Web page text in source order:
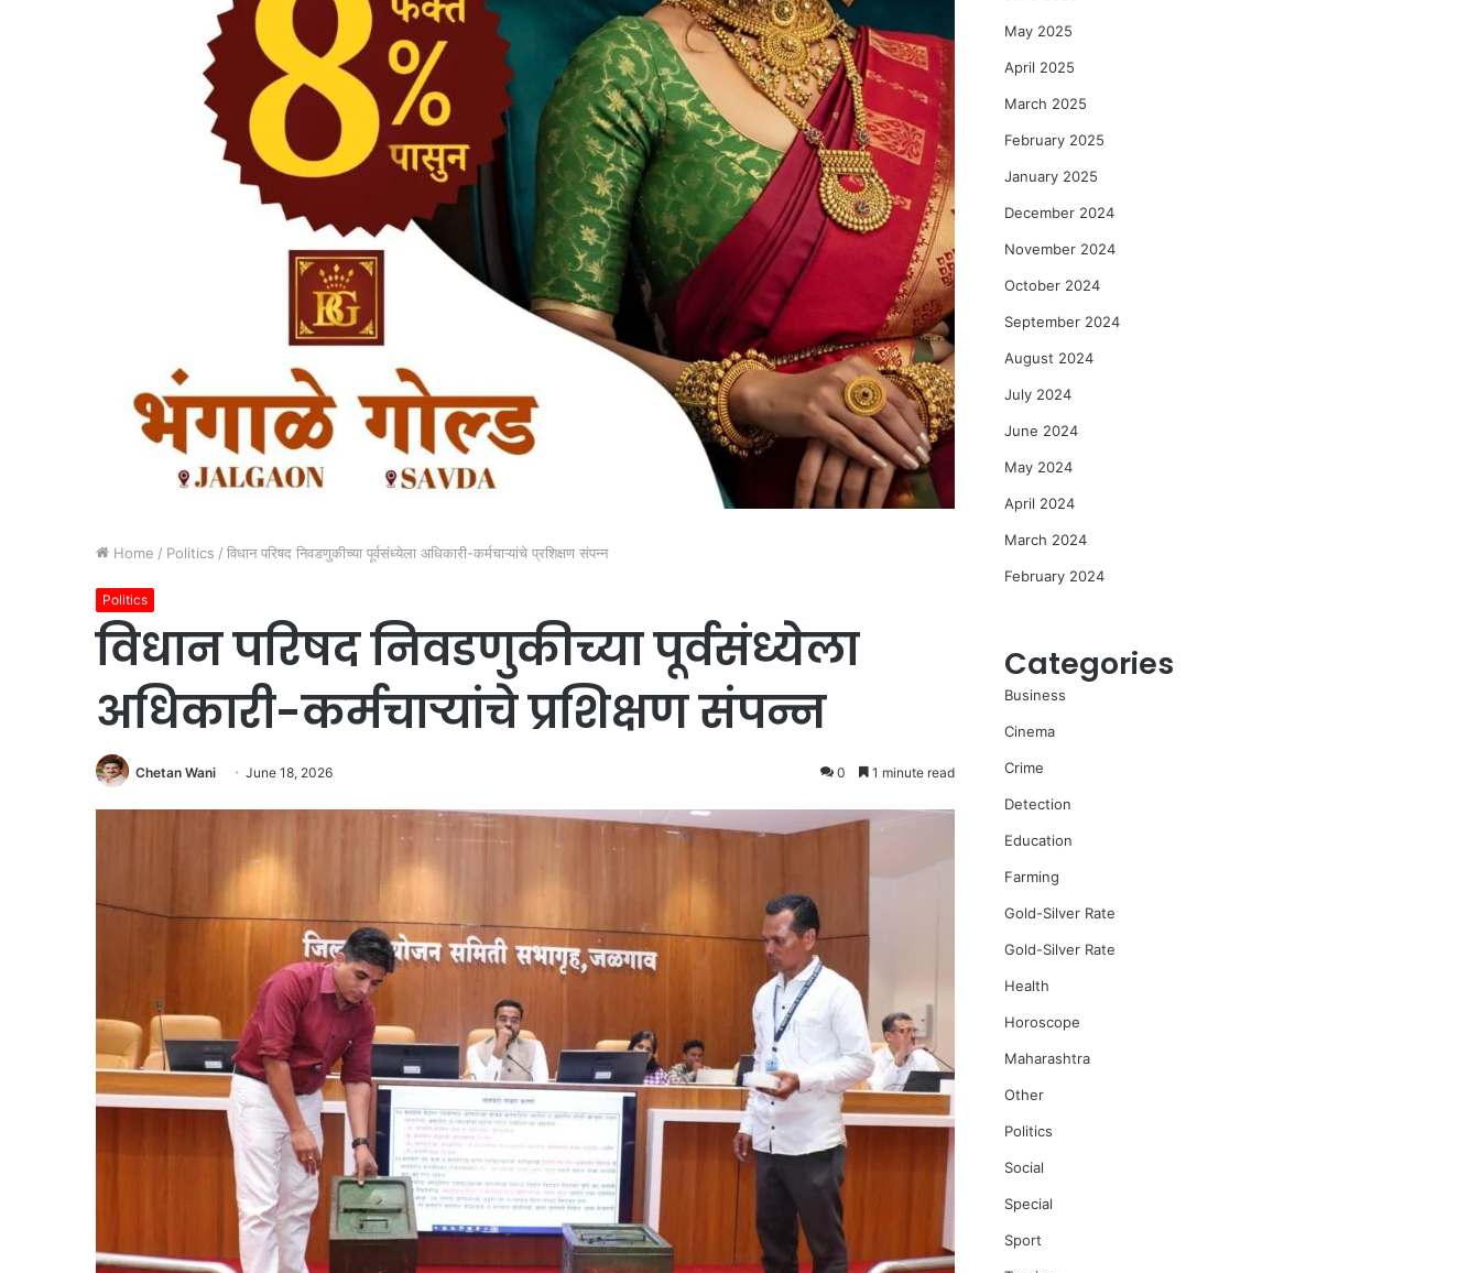
Home / Politics / विधान परिषद निवडणुकीच्या पूर्वसंध्येला अधिकारी-कर्मचाऱ्यांचे प्रशिक्षण संपन्न
Politics
विधान परिषद निवडणुकीच्या पूर्वसंध्येला
अधिकारी-कर्मचाऱ्यांचे प्रशिक्षण संपन्न
Chetan Wani June 18, 2026 0 1 minute read
May 2025
April 2025
March 2025
February 2025
January 2025
December 2024
November 2024
October 2024
September 2024
August 2024
July 2024
June 2024
May 2024
April 2024
March 2024
February 2024
Categories
Business
Cinema
Crime
Detection
Education
Farming
Gold-Silver Rate
Gold-Silver Rate
Health
Horoscope
Maharashtra
Other
Politics
Social
Special
Sport